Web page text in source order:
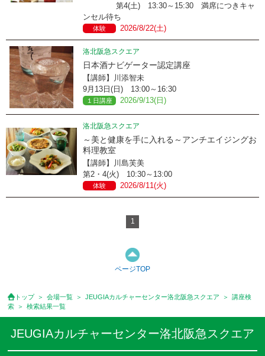
第4(土) 13:30～15:30 満席につきキャ
ンセル待ち
体験 2026/8/22(土)
洛北阪急スクエア
日本酒ナビゲーター認定講座
【講師】川添智未
9月13日(日) 13:00～16:30
１日講座 2026/9/13(日)
洛北阪急スクエア
～美と健康を手に入れる～アンチエイジングお
料理教室
【講師】川島芙美
第2・4(火) 10:30～13:00
体験 2026/8/11(火)
1
ページTOP
トップ 会場一覧 JEUGIAカルチャーセンター洛北阪急スクエア
講座検
索
検索結果一覧
JEUGIAカルチャーセンター洛北阪急スクエア